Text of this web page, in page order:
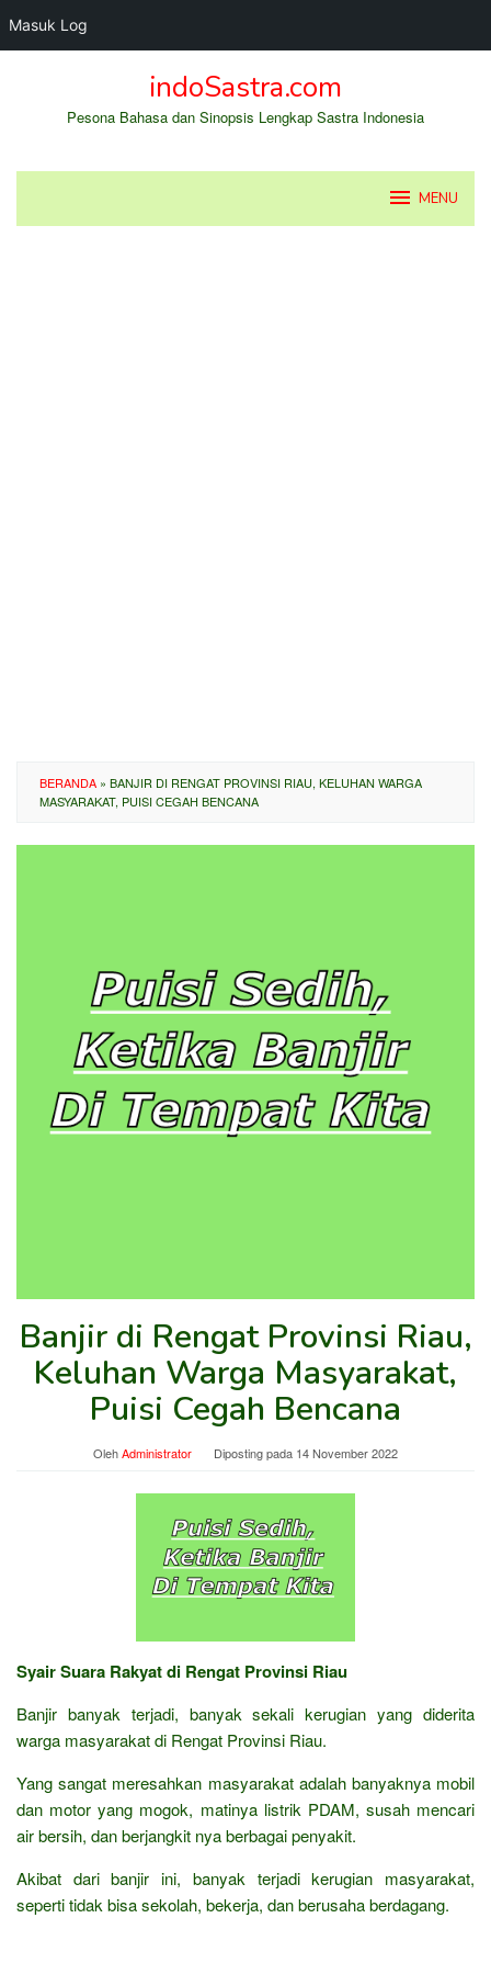
Masuk Log
indoSastra.com
Pesona Bahasa dan Sinopsis Lengkap Sastra Indonesia
MENU
BERANDA » BANJIR DI RENGAT PROVINSI RIAU, KELUHAN WARGA
MASYARAKAT, PUISI CEGAH BENCANA
Banjir di Rengat Provinsi Riau,
Keluhan Warga Masyarakat,
Puisi Cegah Bencana
OlehAdministrator Diposting pada 14 November 2022
Syair Suara Rakyat di Rengat Provinsi Riau
Banjir banyak terjadi, banyak sekali kerugian yang diderita
warga masyarakat di Rengat Provinsi Riau.
Yang sangat meresahkan masyarakat adalah banyaknya mobil
dan motor yang mogok, matinya listrik PDAM, susah mencari
air bersih, dan berjangkit nya berbagai penyakit.
Akibat dari banjir ini, banyak terjadi kerugian masyarakat,
seperti tidak bisa sekolah, bekerja, dan berusaha berdagang.